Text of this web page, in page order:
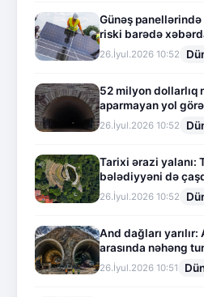
Günəş
riski barədə
26.İyul.2026 10:52
52 milyon dollarlıq
aparmayan yol
26.İyul.2026 10:52
Tarixi ərazi yalanı:
bələdiyyəni də
26.İyul.2026 10:52
And dağları
arasında nəhəng
26.İyul.2026 10:51